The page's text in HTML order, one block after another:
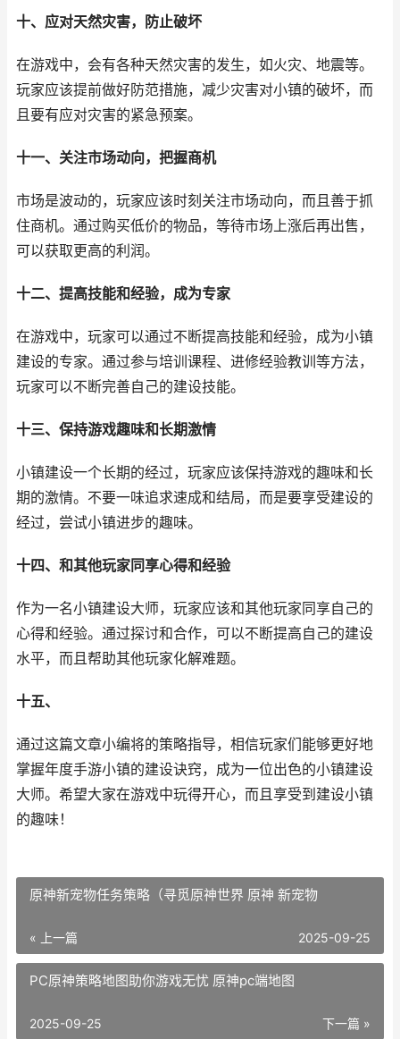
十、应对天然灾害，防止破坏
在游戏中，会有各种天然灾害的发生，如火灾、地震等。
玩家应该提前做好防范措施，减少灾害对小镇的破坏，而
且要有应对灾害的紧急预案。
十一、关注市场动向，把握商机
市场是波动的，玩家应该时刻关注市场动向，而且善于抓
住商机。通过购买低价的物品，等待市场上涨后再出售，
可以获取更高的利润。
十二、提高技能和经验，成为专家
在游戏中，玩家可以通过不断提高技能和经验，成为小镇
建设的专家。通过参与培训课程、进修经验教训等方法，
玩家可以不断完善自己的建设技能。
十三、保持游戏趣味和长期激情
小镇建设一个长期的经过，玩家应该保持游戏的趣味和长
期的激情。不要一味追求速成和结局，而是要享受建设的
经过，尝试小镇进步的趣味。
十四、和其他玩家同享心得和经验
作为一名小镇建设大师，玩家应该和其他玩家同享自己的
心得和经验。通过探讨和合作，可以不断提高自己的建设
水平，而且帮助其他玩家化解难题。
十五、
通过这篇文章小编将的策略指导，相信玩家们能够更好地
掌握年度手游小镇的建设诀窍，成为一位出色的小镇建设
大师。希望大家在游戏中玩得开心，而且享受到建设小镇
的趣味！
原神新宠物任务策略（寻觅原神世界 原神 新宠物
« 上一篇 2025-09-25
PC原神策略地图助你游戏无忧 原神pc端地图
下一篇 »
2025-09-25